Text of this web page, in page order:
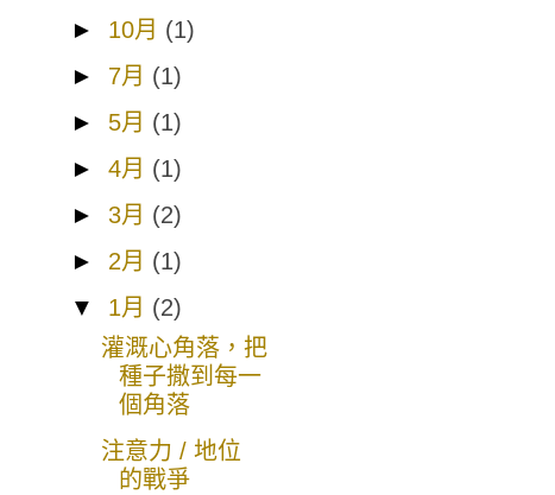
► 10月 (1)
► 7月 (1)
► 5月 (1)
► 4月 (1)
► 3月 (2)
► 2月 (1)
▼ 1月 (2)
灌溉心角落，把
種子撒到每一
個角落
注意力 / 地位
的戰爭